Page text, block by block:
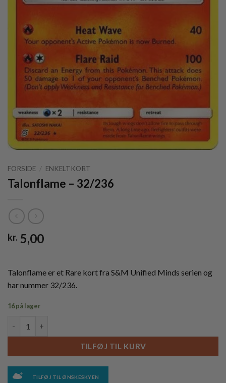
FORSIDE / ENKELTKORT
Talonflame – 32/236
kr. 5,00
Talonflame er et Rare kort fra S&M Unified Minds serien og
har nummer 32/236.
16 på lager
TILFØJ TIL KURV
TILFØJ TIL ØNSKESKYEN